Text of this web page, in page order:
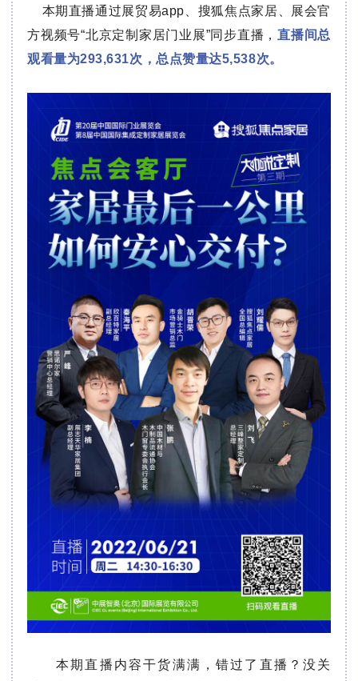
本期直播通过展贸易app、搜狐焦点家居、展会官
方视频号“北京定制家居门业展”同步直播，直播间总
观看量为293,631次，总点赞量达5,538次。
本期直播内容干货满满，错过了直播？没关